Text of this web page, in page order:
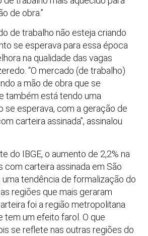
de obra.”
de trabalho não esteja criando
se esperava para essa época
na qualidade das vagas
“O mercado (de trabalho)
a mão de obra que se
também está tendo uma
se esperava, com a geração de
carteira assinada”, assinalou
do IBGE, o aumento de 2,2% na
com carteira assinada em São
tendência de formalização do
regiões que mais geraram
foi a região metropolitana
tem um efeito farol. O que
se reflete nas outras regiões do